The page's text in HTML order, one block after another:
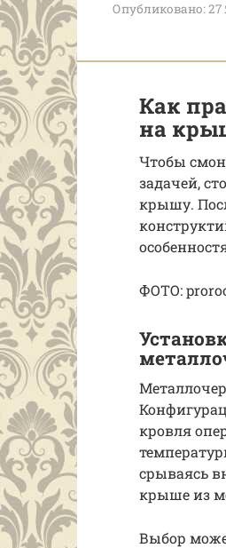
Опубликовано:27
Как
на
Чтобы
задачей,
крышу.
ФОТО:
кровля
срываясь
крыше из
Выбор